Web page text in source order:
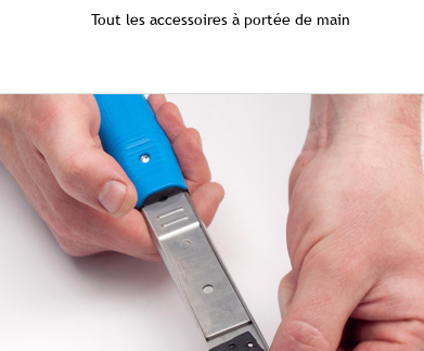
Tout les accessoires à portée de main